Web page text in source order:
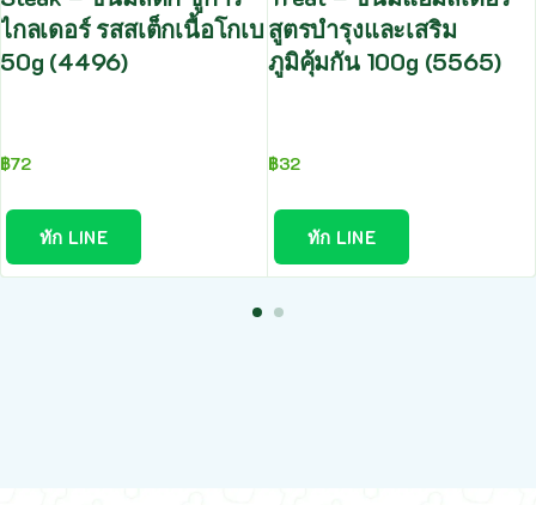
ไกลเดอร์ รสสเต็กเนื้อโกเบ
50g (4496)
฿72
ทัก LINE
สูตรบำรุงและเสริม
ภูมิคุ้มกัน 100g (5565)
฿32
ทัก LINE